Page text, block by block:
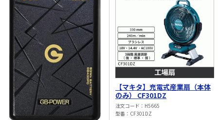
【マキタ】充電式産業扇（本体
のみ） CF301DZ
注文コード
H5665
型番
CF301DZ